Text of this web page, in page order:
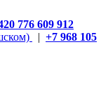
776 609 912
| +7 968 105